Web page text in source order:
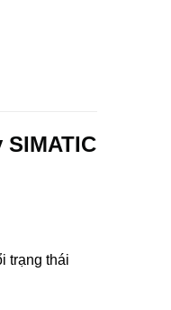
SIMATIC
trạng thái